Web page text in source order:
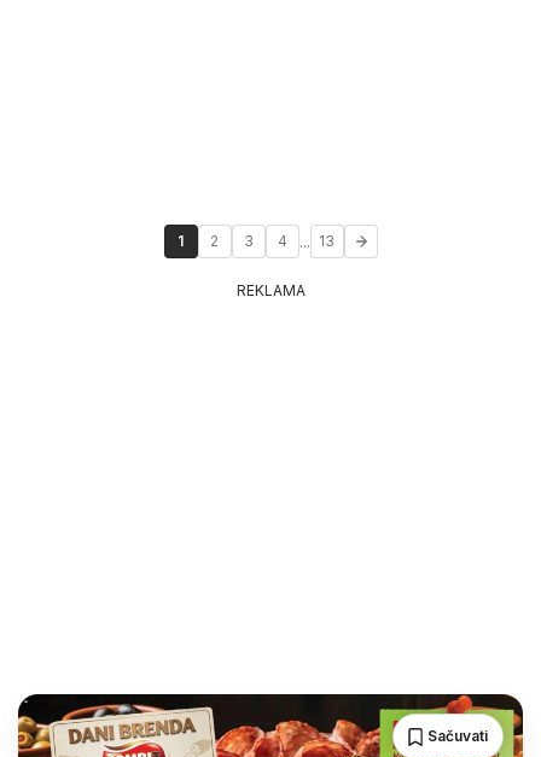
1 2 3 4 ... 13
REKLAMA
Sačuvati